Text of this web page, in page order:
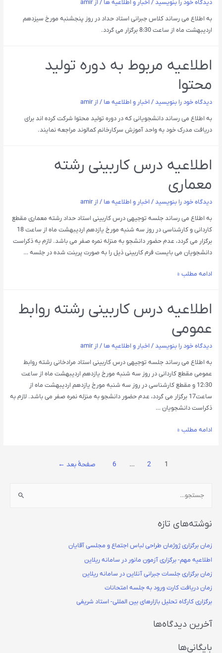
دیدگاه‌ خود را بنویسید /اخبار و اطلاعیه ها / از amir
به اطلاع می رساند کلاس جبرانی استاد حداد در روز پنجشنبه مورخ سیزدهم
اردیبهشت ماه از ساعت 8:30 برگزار می گردد.
اطلاعیه مربوط به دوره تولید
محتوا
دیدگاه‌ خود را بنویسید /اخبار و اطلاعیه ها / از amir
به اطلاع می رساند دانشجویانی که در دوره تولید محتوا شرکت کرده اند برای
دریافت مدرک خود به واحد آموزش سرکارخانم کمالوند مراجعه نمایند.
اطلاعیه درس کاربینی رشته
معماری
دیدگاه‌ خود را بنویسید /اخبار و اطلاعیه ها / از amir
به اطلاع می رساند جلسه توجیهی درس کاربینی استاد حداد رشته معماری مقطع
کاردانی و کارشناسی در روز سه شنبه مورخ یازدهم اردیبهشت ماه از ساعت 18
برگزار می گردد، عدم حضور دانشجو به منزله نمره صفر می باشد. لازم به ذکراست
دانشجویان می بایست فرم کاربینی ذیل را به صورت پرینت شده در جلسه …
ادامه مطلب »
اطلاعیه درس کاربینی رشته روابط
عمومی
دیدگاه‌ خود را بنویسید /اخبار و اطلاعیه ها / از amir
به اطلاع می رساند جلسه توجیهی درس کاربینی استاد مرادخانی رشته روابط
عمومی مقطع کاردانی در روز سه شنبه مورخ یازدهم اردیبهشت ماه از ساعت
12:30 و مقطع کارشناسی در روز سه شنبه مورخ یازدهم اردیبهشت ماه از
ساعت17 برگزار می گردد، عدم حضور دانشجو به منزله نمره صفر می باشد. لازم به
ذکراست دانشجویان …
ادامه مطلب »
1
2
…
6 صفحهٔ بعد ←
نوشته‌های تازه
زمان برگزاری ژوژمان طراحی لباس اجتماع و مجلسی آقایان
اطلاعیه مهم- برگزاری آزمون مانور در سامانه ریلاین
زمان برگزاری جلسات جبرانی آنلاین در سامانه ریلاین
زمان دریافت کارت ورود به جلسه امتحانات
برگزاری کارگاه تحلیل بازارهای بین المللی- استاد شریفی
آخرین دیدگاه‌ها
بایگانی‌ها